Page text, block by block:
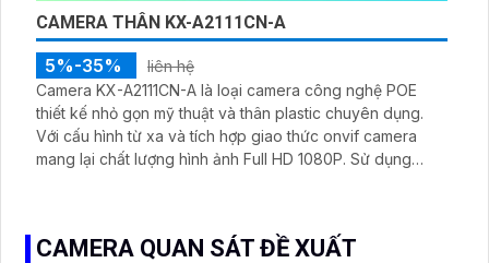
CAMERA THÂN KX-A2111CN-A
5%-35%
liên hệ
Camera KX-A2111CN-A là loại camera công nghệ POE
thiết kế nhỏ gọn mỹ thuật và thân plastic chuyên dụng.
Với cấu hình từ xa và tích hợp giao thức onvif camera
mang lại chất lượng hình ảnh Full HD 1080P. Sử dụng
CAMERA QUAN SÁT ĐỀ XUẤT